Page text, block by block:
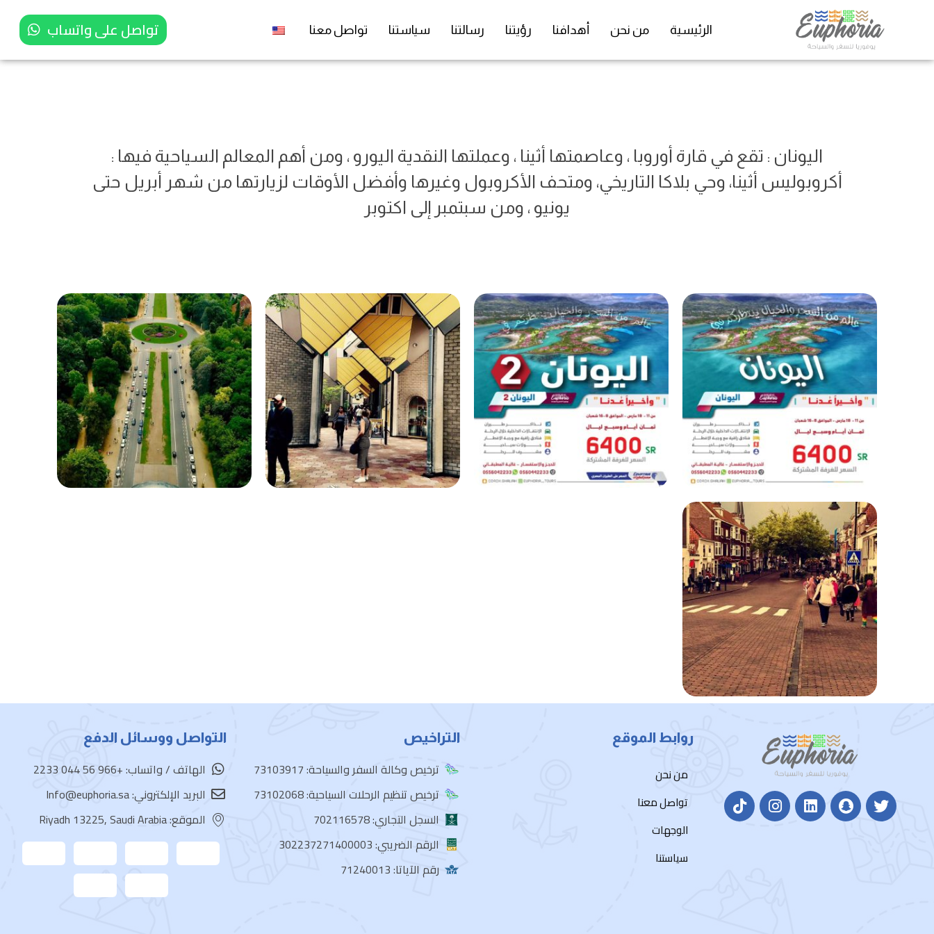
الرئيسية من نحن أهدافنا رؤيتنا رسالتنا سياستنا تواصل معنا تواصل على واتساب
اليونان : تقع في قارة أوروبا ، وعاصمتها أثينا ، وعملتها النقدية اليورو ، ومن أهم المعالم السياحية فيها :
أكروبوليس أثينا، وحي بلاكا التاريخي، ومتحف الأكروبول وغيرها وأفضل الأوقات لزيارتها من شهر أبريل حتى
يونيو ، ومن سبتمبر إلى اكتوبر
روابط الموقع
من نحن
تواصل معنا
الوجهات
سياستنا
التراخيص
ترخيص وكالة السفر والسياحة: 73103917
ترخيص تنظيم الرحلات السياحية: 73102068
السجل التجاري: 702116578
الرقم الضريبي: 302237271400003
رقم الآياتا: 71240013
التواصل ووسائل الدفع
الهاتف / واتساب: +966 56 044 2233
البريد الإلكتروني: Info@euphoria.sa
الموقع: Riyadh 13225, Saudi Arabia